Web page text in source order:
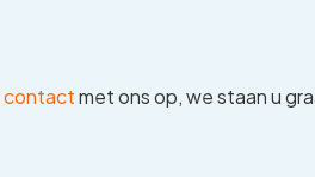
contactmet ons op, we staan u